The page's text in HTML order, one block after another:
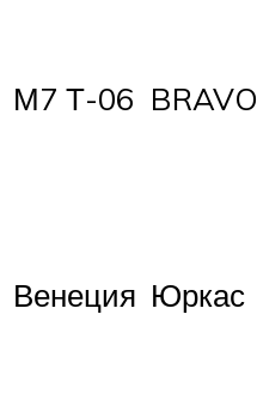
М7 Т-06 BRAVO
Венеция Юркас